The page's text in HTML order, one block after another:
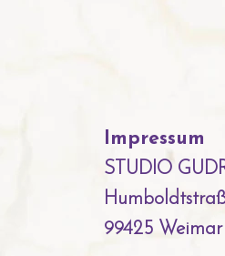
Impressum
STUDIO
99425 Weimar